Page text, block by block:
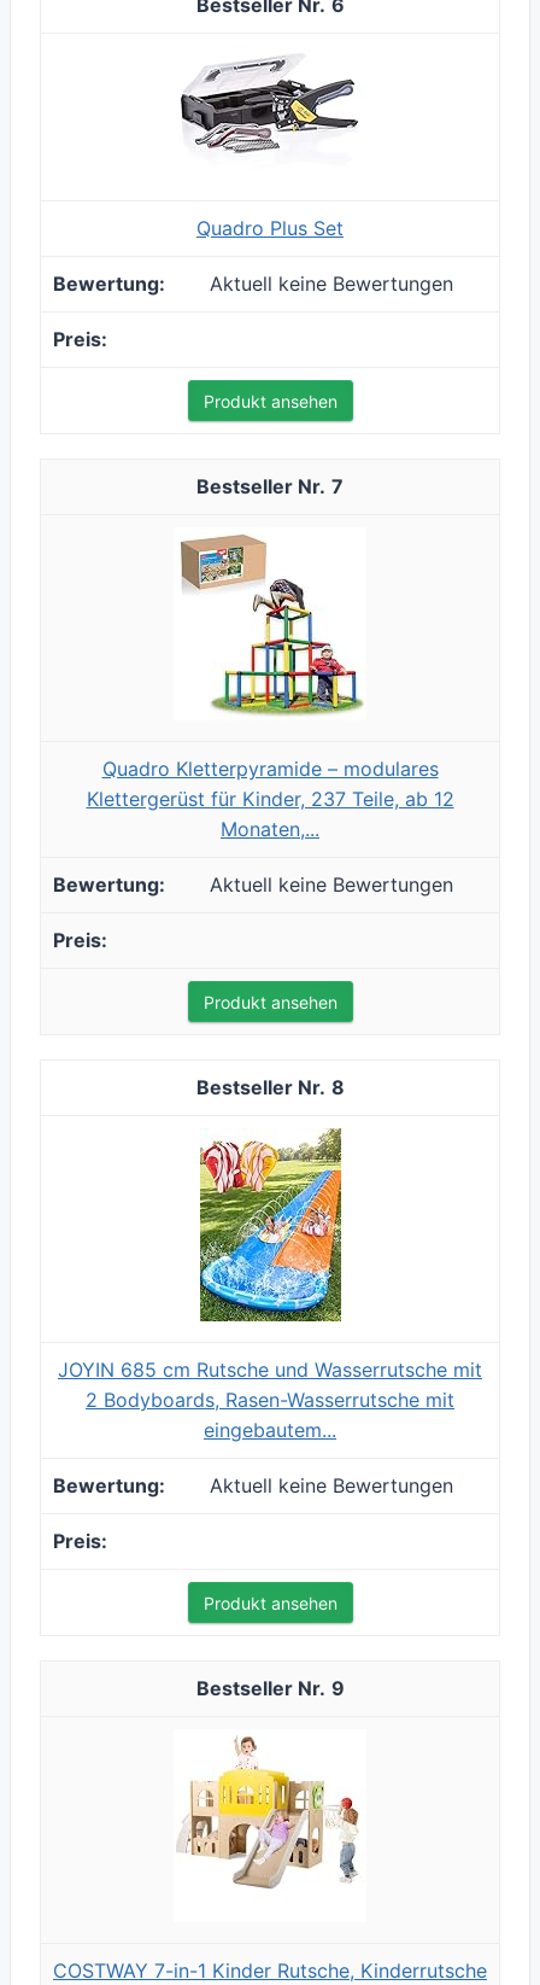
6
Quadro Plus Set
Aktuell keine Bewertungen
Produkt ansehen
7
Quadro Kletterpyramide – modulares
Klettergerüst für Kinder, 237 Teile, ab 12
Monaten,...
Aktuell keine Bewertungen
Produkt ansehen
8
JOYIN 685 cm Rutsche und Wasserrutsche mit
2 Bodyboards, Rasen-Wasserrutsche mit
eingebautem...
Aktuell keine Bewertungen
Produkt ansehen
9
COSTWAY 7-in-1 Kinder Rutsche, Kinderrutsche